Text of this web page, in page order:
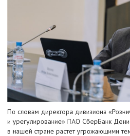
По словам директора дивизиона
и урегулирование» ПАО СберБанк
в нашей стране растет угрожающими